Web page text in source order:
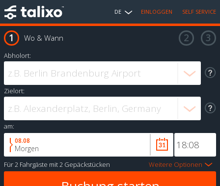
DE EINLOGGEN SELF SERVICE
Wo & Wann
Abholort:
Zielort:
am:
08.08
Morgen
Für2 Fahrgäste mit2 Gepäckstücken Weitere Optionen